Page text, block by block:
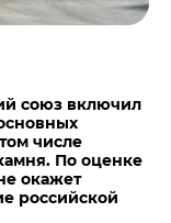
союз включил
числе
По оценке
окажет
российской